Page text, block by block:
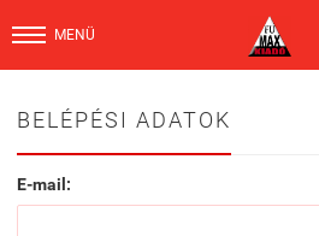
MENÜ
BELÉPÉSI ADATOK
E-mail: